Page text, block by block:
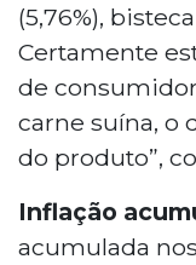
(5,76%),
Certamente
de
carne suína, o
do produto”,
Inflação
acumulada